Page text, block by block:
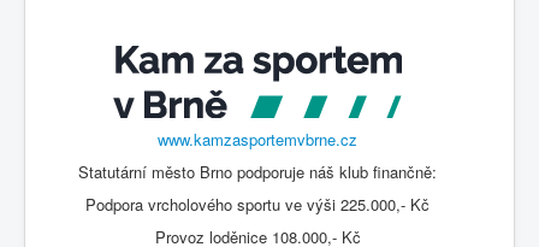
www.kamzasportemvbrne.cz
Statutární město Brno podporuje náš klub finančně:
Podpora vrcholového sportu ve výši 225.000,- Kč
Provoz loděnice 108.000,- Kč